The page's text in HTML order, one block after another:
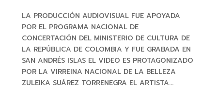
LA PRODUCCIÓN AUDIOVISUAL FUE APOYADA
POR EL PROGRAMA NACIONAL DE
CONCERTACIÓN DEL MINISTERIO DE CULTURA DE
LA REPÚBLICA DE COLOMBIA Y FUE GRABADA EN
SAN ANDRÉS ISLAS EL VIDEO ES PROTAGONIZADO
POR LA VIRREINA NACIONAL DE LA BELLEZA
ZULEIKA SUÁREZ TORRENEGRA EL ARTISTA...